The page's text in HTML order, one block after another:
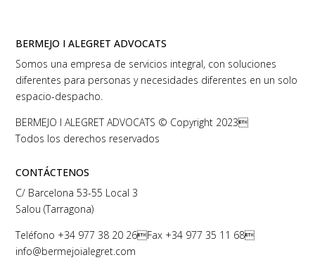
BERMEJO I ALEGRET ADVOCATS
Somos una empresa de servicios integral, con soluciones
diferentes para personas y necesidades diferentes en un solo
espacio-despacho.
BERMEJO I ALEGRET ADVOCATS © Copyright 2023
Todos los derechos reservados
CONTÁCTENOS
C/ Barcelona 53-55 Local 3
Salou (Tarragona)
Teléfono +34 977 38 20 26Fax +34 977 35 11 68
info@bermejoialegret.com